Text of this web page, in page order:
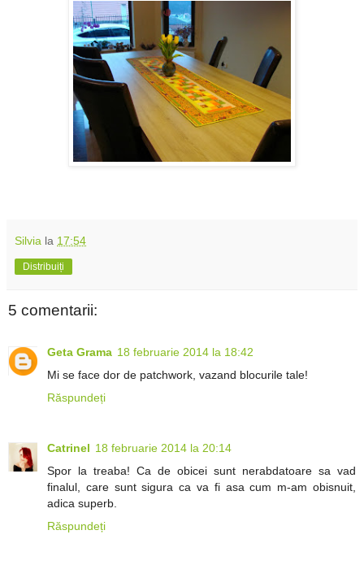
Silvia la 17:54
Distribuiți
5 comentarii:
Geta Grama 18 februarie 2014 la 18:42
Mi se face dor de patchwork, vazand blocurile tale!
Răspundeți
Catrinel 18 februarie 2014 la 20:14
Spor la treaba! Ca de obicei sunt nerabdatoare sa vad
finalul, care sunt sigura ca va fi asa cum m-am obisnuit,
adica superb.
Răspundeți